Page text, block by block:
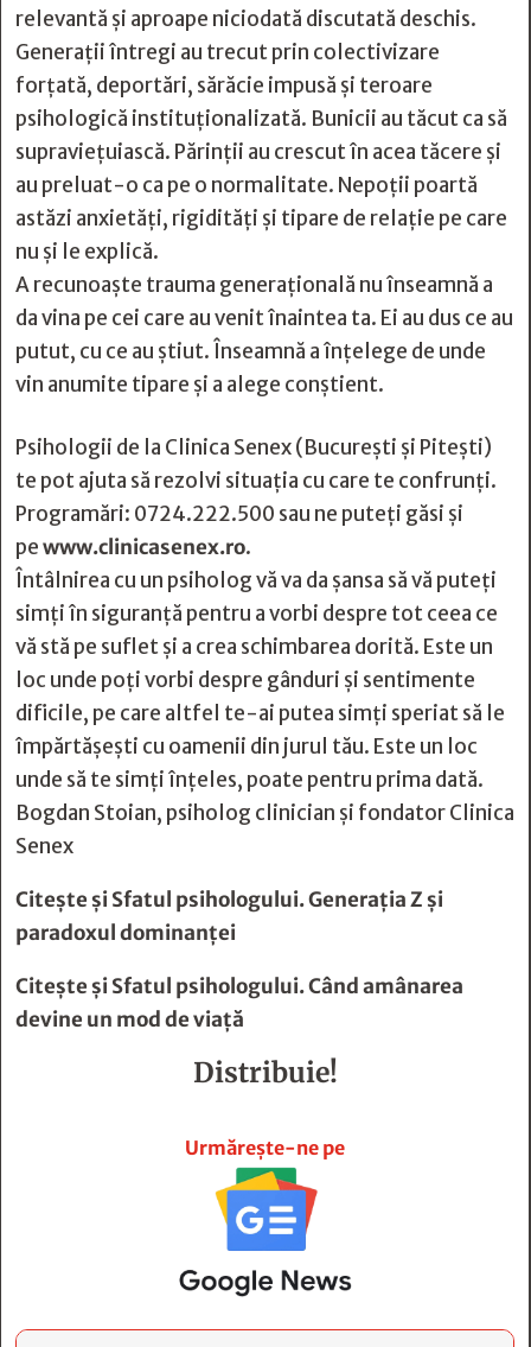
relevantă și aproape niciodată discutată deschis.
Generații întregi au trecut prin colectivizare
forțată, deportări, sărăcie impusă și teroare
psihologică instituționalizată. Bunicii au tăcut ca să
supraviețuiască. Părinții au crescut în acea tăcere și
au preluat-o ca pe o normalitate. Nepoții poartă
astăzi anxietăți, rigidități și tipare de relație pe care
nu și le explică.
A recunoaște trauma generațională nu înseamnă a
da vina pe cei care au venit înaintea ta. Ei au dus ce au
putut, cu ce au știut. Înseamnă a înțelege de unde
vin anumite tipare și a alege conștient.
Psihologii de la Clinica Senex (București și Pitești)
te pot ajuta să rezolvi situația cu care te confrunți.
Programări: 0724.222.500 sau ne puteți găsi și
pewww.clinicasenex.ro.
Întâlnirea cu un psiholog vă va da șansa să vă puteți
simți în siguranță pentru a vorbi despre tot ceea ce
vă stă pe suflet și a crea schimbarea dorită. Este un
loc unde poți vorbi despre gânduri și sentimente
dificile, pe care altfel te-ai putea simți speriat să le
împărtășești cu oamenii din jurul tău. Este un loc
unde să te simți înțeles, poate pentru prima dată.
Bogdan Stoian, psiholog clinician şi fondator Clinica
Senex
Citește șiSfatul psihologului. Generaţia Z şi
paradoxul dominanţei
Citește șiSfatul psihologului. Când amânarea
devine un mod de viaţă
Distribuie!
Urmărește-ne pe